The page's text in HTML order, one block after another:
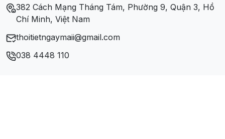
Xã Xuân Hòa
Xã Xuân Lâm
382 Cách Mạng Tháng Tám, Phường 9, Quận 3, Hồ
Chí Minh, Việt Nam
thoitietngaymaii@gmail.com
038 4448 110